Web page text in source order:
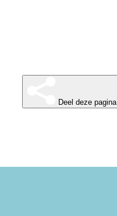
Deel deze pagina